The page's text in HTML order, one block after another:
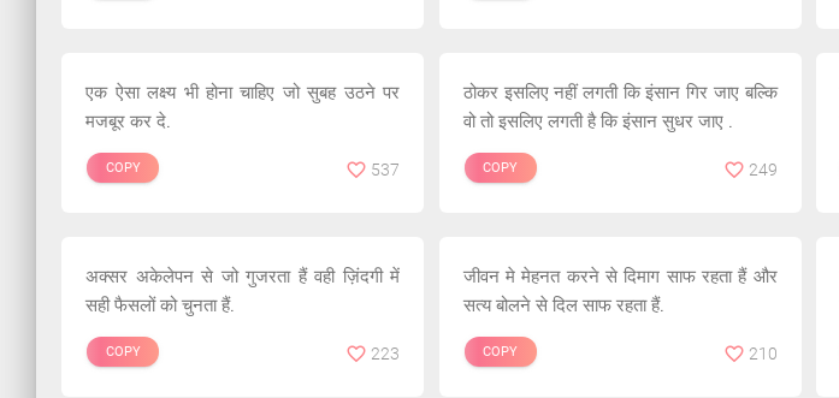
एक ऐसा लक्ष्य भी होना चाहिए जो सुबह उठने पर
मजबूर कर दे.
COPY 537
ठोकर इसलिए नहीं लगती कि इंसान गिर जाए बल्कि
वो तो इसलिए लगती है कि इंसान सुधर जाए .
COPY 249
अक्सर अकेलेपन से जो गुजरता हैं वही ज़िंदगी में
सही फैसलों को चुनता हैं.
COPY 223
जीवन मे मेहनत करने से दिमाग साफ रहता हैं और
सत्य बोलने से दिल साफ रहता हैं.
COPY 210